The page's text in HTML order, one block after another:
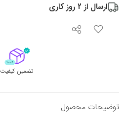
ارسال از 2 روز کاری
تضمین کیفیت
توضیحات محصول